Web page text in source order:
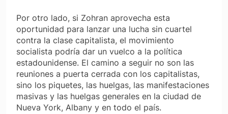
Por otro lado, si Zohran aprovecha esta
oportunidad para lanzar una lucha sin cuartel
contra la clase capitalista, el movimiento
socialista podría dar un vuelco a la política
estadounidense. El camino a seguir no son las
reuniones a puerta cerrada con los capitalistas,
sino los piquetes, las huelgas, las manifestaciones
masivas y las huelgas generales en la ciudad de
Nueva York, Albany y en todo el país.